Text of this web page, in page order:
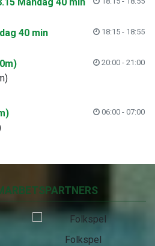
40 min
18:15 - 18:55
20:00 - 21:00
06:00 - 07:00
Folkspel